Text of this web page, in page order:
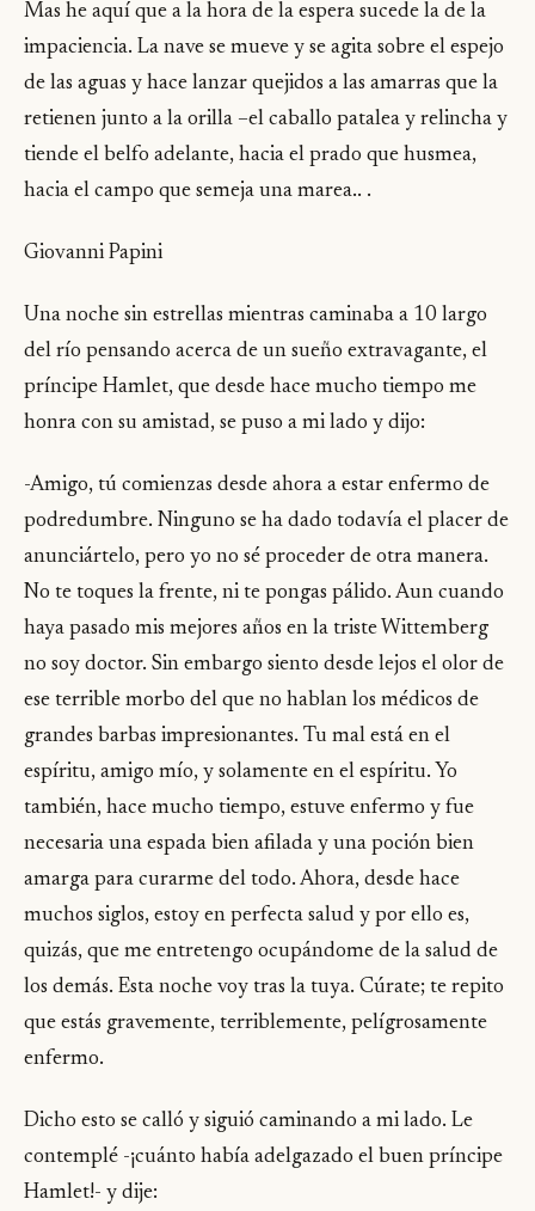
Mas he aquí que a la hora de la espera sucede la de la
impaciencia. La nave se mueve y se agita sobre el espejo
de las aguas y hace lanzar quejidos a las amarras que la
retienen junto a la orilla –el caballo patalea y relincha y
tiende el belfo adelante, hacia el prado que husmea,
hacia el campo que semeja una marea.. .
Giovanni Papini
Una noche sin estrellas mientras caminaba a 10 largo
del río pensando acerca de un sueño extravagante, el
príncipe Hamlet, que desde hace mucho tiempo me
honra con su amistad, se puso a mi lado y dijo:
-Amigo, tú comienzas desde ahora a estar enfermo de
podredumbre. Ninguno se ha dado todavía el placer de
anunciártelo, pero yo no sé proceder de otra manera.
No te toques la frente, ni te pongas pálido. Aun cuando
haya pasado mis mejores años en la triste Wittemberg
no soy doctor. Sin embargo siento desde lejos el olor de
ese terrible morbo del que no hablan los médicos de
grandes barbas impresionantes. Tu mal está en el
espíritu, amigo mío, y solamente en el espíritu. Yo
también, hace mucho tiempo, estuve enfermo y fue
necesaria una espada bien afilada y una poción bien
amarga para curarme del todo. Ahora, desde hace
muchos siglos, estoy en perfecta salud y por ello es,
quizás, que me entretengo ocupándome de la salud de
los demás. Esta noche voy tras la tuya. Cúrate; te repito
que estás gravemente, terriblemente, pelígrosamente
enfermo.
Dicho esto se calló y siguió caminando a mi lado. Le
contemplé -¡cuánto había adelgazado el buen príncipe
Hamlet!- y dije: